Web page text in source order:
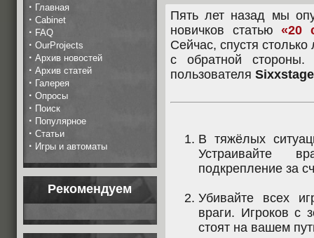
· Главная
· Cabinet
· FAQ
· OurProjects
· Архив новостей
· Архив статей
· Галерея
· Опросы
· Поиск
· Популярное
· Статьи
· Игры и автоматы
Рекомендуем
Пять лет назад мы
новичков статью«20
Сейчас, спустя
с обратной
пользователя
В тяжёлых
Устраивайте
подкрепление за
Убивайте всех
враги. Игроков с
стоят на вашем